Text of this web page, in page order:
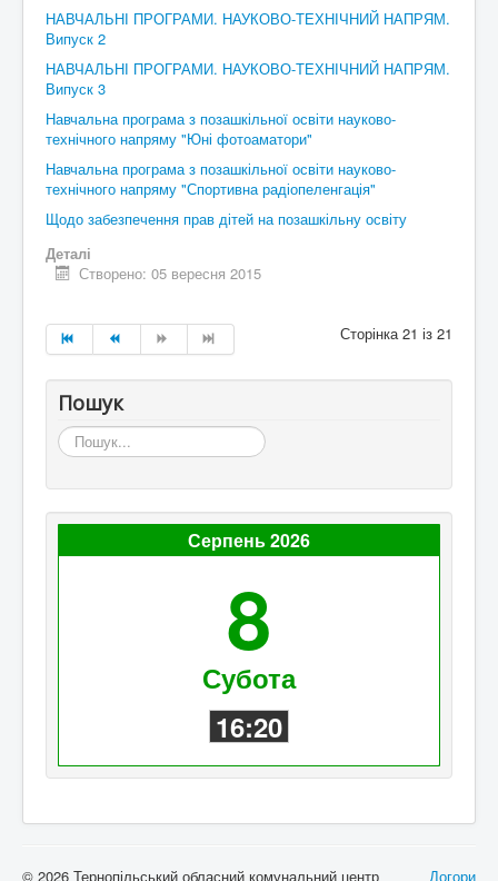
НАВЧАЛЬНІ ПРОГРАМИ. НАУКОВО-ТЕХНІЧНИЙ НАПРЯМ.
Випуск 2
НАВЧАЛЬНІ ПРОГРАМИ. НАУКОВО-ТЕХНІЧНИЙ НАПРЯМ.
Випуск 3
Навчальна програма з позашкільної освіти науково-
технічного напряму "Юні фотоаматори"
Навчальна програма з позашкільної освіти науково-
технічного напряму "Спортивна радіопеленгація"
Щодо забезпечення прав дітей на позашкільну освіту
Деталі
Створено: 05 вересня 2015
Сторінка 21 із 21
Пошук
Пошук...
Серпень 2026
8
Субота
16:20
Догори
© 2026 Тернопільський обласний комунальний центр